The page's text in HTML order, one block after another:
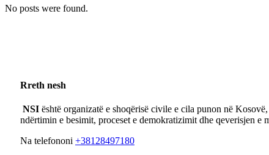
No posts were found.
Rreth nesh
NSI është organizatë e shoqërisë civile e cila punon në
ndërtimin e besimit, proceset e demokratizimit dhe qeverisjen e
Na telefononi +38128497180